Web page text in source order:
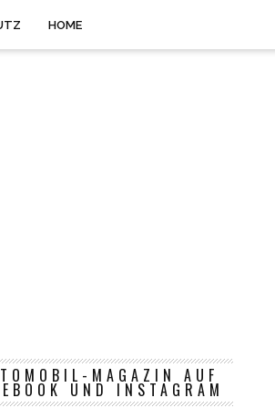
HOME
MAGAZIN AUF
UND INSTAGRAM